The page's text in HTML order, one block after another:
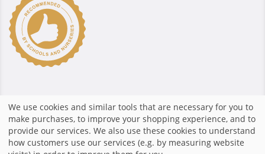
We use cookies and similar tools that are necessary for you to
make purchases, to improve your shopping experience, and to
provide our services. We also use these cookies to understand
how customers use our services (e.g. by measuring website